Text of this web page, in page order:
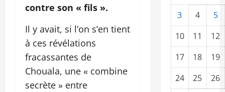
contre son « fils ».
Il y avait, si l’on s’en tient
à ces révélations
fracassantes de
Chouala, une « combine
secrète » entre
3 4
5
10
11
12
17
18
19
24
25
26